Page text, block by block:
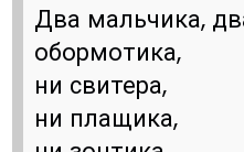
Два мальчика,
обормотика,
ни свитера,
ни плащика,